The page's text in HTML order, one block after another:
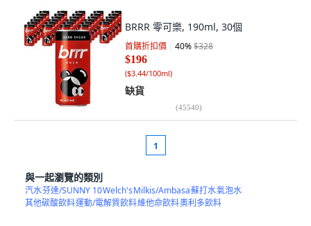
BRRR 零可樂, 190ml, 30個
首購折扣價 40%$328
$196
($3.44/100ml)
缺貨
(45540)
1
與一起瀏覽的類別
汽水芬達/SUNNY 10Welch'sMilkis/Ambasa蘇打水氣泡水
其他碳酸飲料運動/電解質飲料維他命飲料奧利多飲料